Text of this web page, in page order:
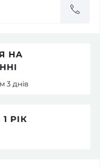
НА
3 днів
РІК